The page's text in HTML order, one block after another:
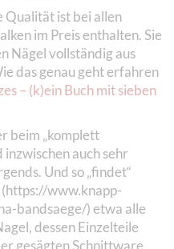
Qualität ist bei allen
im Preis enthalten. Sie
Nägel vollständig aus
das genau geht erfahren
– (k)ein Buch mit sieben
beim „komplett
inzwischen auch sehr
Und so „findet“
www.knapp-
bandsaege/) etwa alle
dessen Einzelteile